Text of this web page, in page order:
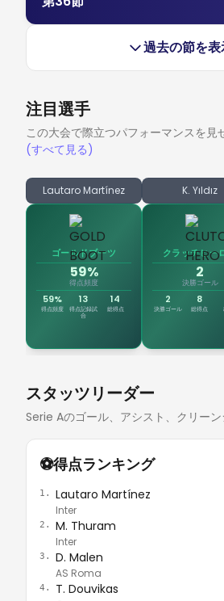
レビューを読む
代未聞の事態が起こる。71分から72分
にショートした。ピッチ上の 激しさ
変わり、まずは ミラン・ジュリッチ
レビューを読む
コントロールした。彼らは相手に対し
を問う形となり、前半の残りの時間は
備の妙と、相手を苛立たせる戦術のマ
と大き
レビューを読む
だ。このミッドフィールドの司令塔は
た。24分、 ラスムス・ホイルンド が
め、試合の 拮抗度 は完全にホームチ
ッチをまるで自分たちのパス回しの練
た。アウェイのウディネーゼは、執拗
ひたすらボールを追いかける展開を強
レビューを読む
激しさは見られなかった。 パルマ がポ
立ち、規律ある守備ブロックを忍耐強
決定的なパスには至らない。 激しさ
ームが遠目からシュートを放つ場面も
攻撃は完全に不発で、90分を通じて枠
に終わった。この試合で唯一際立って
トゥラーティ だろう。サッスオーロの
試合はスコアレスドローの気配が漂い
督が交代カードを切ったことで均衡が
込まれた ポントゥス・アルムクヴィス
レビューを読む
ィオ・オリンピコでの最終戦は、順当
った。しかし、最下位のチームは本物
表の最下位に沈む ピサ は、序盤に意
ーションが欠けているように見えたホ
た。23分、 番狂わせ指数 が急上昇す
シェール が危険なエリアへ鋭いパスを
モレオ がローマの観衆を沈黙させた。
得点（xG）は1.55に達しており、ア
字的にも妥当なものだった。一時は
対してホームチームが完全にアイデア
えた。 2分間の猛攻 眠れる巨人を怒
きい。30分を過ぎたあたりで試合の
レビューを読む
的な攻撃サッカーの真髄を見せつける
狂的な一戦を経て、セリエA優勝を祝
強の座を証明した。 祝祭の始まり こ
うに振る舞うことはなかった。インテ
ート・ダルッラーに到着した瞬間から
の風格を漂わせていた。22分、新王者
巻き込んだ。このまま王者の独壇場に
ボローニャ はホームで静かなホスト
否した。先制からわずか3分後、 フェ
キ が衝撃的な同点弾を突き刺し、試
シーズン最終戦とは思えないほどの 激
込み、両チームとも戦術的な慎重さ
終了間際、 トンマーゾ・ポベガ がア
逆転弾を決め、ホストが驚きかつ妥
レビューを読む
アタランタ
クリステンセンの鉄壁、アタランタの
攻を浴びながらも、最終節のドラマを
撃 スタディオ・アルテミオ・フランキ
から凄まじい 激しさ に包まれた。 ア
らポゼッション率60%を記録して主導
せ、相手陣内をまるで射的場のように
だかったのが「壁」と化した オリヴ
だ。 フィオレンティーナ のGKはエリ
6度の決定的なセーブでアタランタの
込めた。 フィレンツェでのカウンタ
計れない展開が起きるものだ。試合
う形で一変した。アタランタが試合
39分に先制したのはホームのフィオ
パスを受けた ロベルト・ピッコリ が
レビューを読む
過去の節を表
注目選手
この大会で際立つパフォーマンスを見
(すべて見る)
Lautaro Martínez
ゴールドブーツ
59%
得点頻度
59%
得点頻度
13
得点記録試
合
14
総得点
K. Yıldız
クラッチヒー
2
決勝ゴール
2
決勝ゴール
8
総得点
スタッツリーダー
Serie Aのゴール、アシスト、クリー
⚽得点ランキング
1. Lautaro Martínez
Inter
2. M. Thuram
Inter
3. D. Malen
AS Roma
4. T. Douvikas